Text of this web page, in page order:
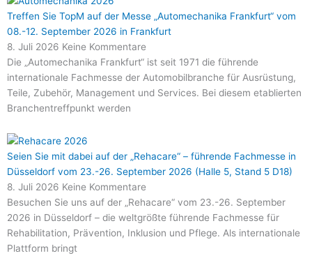
Treffen Sie TopM auf der Messe „Automechanika Frankfurt“ vom
08.-12. September 2026 in Frankfurt
8. Juli 2026 Keine Kommentare
Die „Automechanika Frankfurt“ ist seit 1971 die führende
internationale Fachmesse der Automobilbranche für Ausrüstung,
Teile, Zubehör, Management und Services. Bei diesem etablierten
Branchentreffpunkt werden
Seien Sie mit dabei auf der „Rehacare“ – führende Fachmesse in
Düsseldorf vom 23.-26. September 2026 (Halle 5, Stand 5 D18)
8. Juli 2026 Keine Kommentare
Besuchen Sie uns auf der „Rehacare“ vom 23.-26. September
2026 in Düsseldorf – die weltgrößte führende Fachmesse für
Rehabilitation, Prävention, Inklusion und Pflege. Als internationale
Plattform bringt